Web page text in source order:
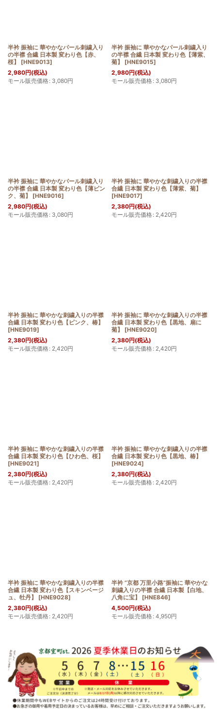
半衿 振袖に 華やかなパール刺繍入り
の半襟 合繊 日本製 変わり色【赤、
桜】
[HNE9013]
2,980円(税込)
モール販売価格: 3,080円
半衿 振袖に 華やかなパール刺繍入り
の半襟 合繊 日本製 変わり色【薄紫、
菊】
[HNE9015]
2,980円(税込)
モール販売価格: 3,080円
半衿 振袖に 華やかなパール刺繍入り
の半襟 合繊 日本製 変わり色【薄ピン
ク、菊】
[HNE9016]
2,980円(税込)
モール販売価格: 3,080円
半衿 振袖に 華やかな刺繍入りの半襟
合繊 日本製 変わり色【薄紫、菊】
[HNE9017]
2,380円(税込)
モール販売価格: 2,420円
半衿 振袖に 華やかな刺繍入りの半襟
合繊 日本製 変わり色【ピンク、椿】
[HNE9019]
2,380円(税込)
モール販売価格: 2,420円
半衿 振袖に 華やかな刺繍入りの半襟
合繊 日本製 変わり色【黒地、扇に
菊】
[HNE9020]
2,380円(税込)
モール販売価格: 2,420円
半衿 振袖に 華やかな刺繍入りの半襟
合繊 日本製 変わり色【ひわ色、桜】
[HNE9021]
2,380円(税込)
モール販売価格: 2,420円
半衿 振袖に 華やかな刺繍入りの半襟
合繊 日本製 変わり色【黒地、椿】
[HNE9024]
2,380円(税込)
モール販売価格: 2,420円
半衿 振袖に 華やかな刺繍入りの半襟
合繊 日本製 変わり色【スキンベージ
ュ、牡丹】
[HNE9028]
2,380円(税込)
モール販売価格: 2,420円
半衿 ”京都 万里小路”振袖に 華やかな
刺繍入りの半襟 合繊 日本製【白地、
八角に宝】
[HNE846]
4,500円(税込)
モール販売価格: 4,950円